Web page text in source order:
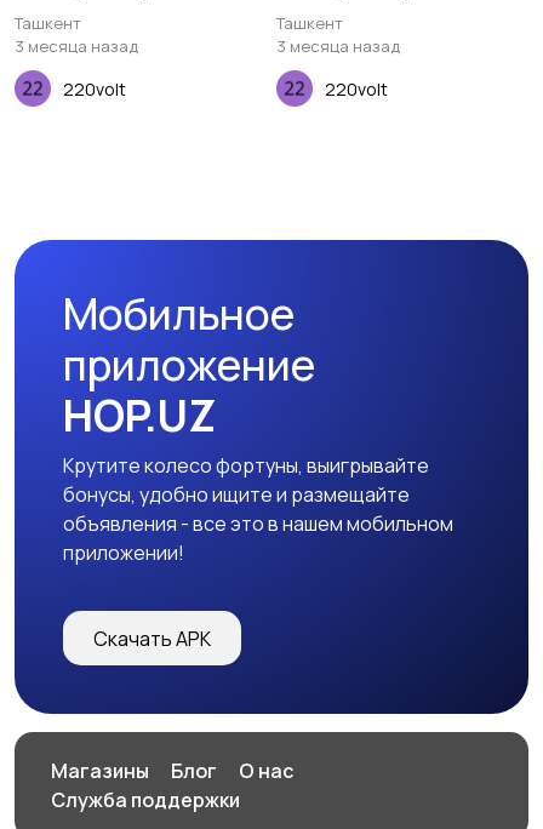
(800x450x3мм),
многоцветный
Ташкент
3 месяца назад
220volt
Black (940*450*4 мм)
Ташкент
3 месяца назад
220volt
Мобильное
приложение
HOP.UZ
Крутите колесо фортуны, выигрывайте
бонусы, удобно ищите и размещайте
объявления - все это в нашем мобильном
приложении!
Скачать APK
Магазины Блог
О нас
Служба поддержки